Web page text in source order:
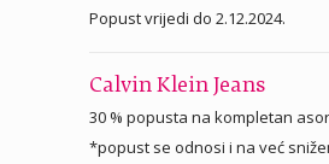
Popust vrijedi do 2.12.2024.
Calvin Klein Jeans
30 % popusta na kompletan
*popust se odnosi i na već